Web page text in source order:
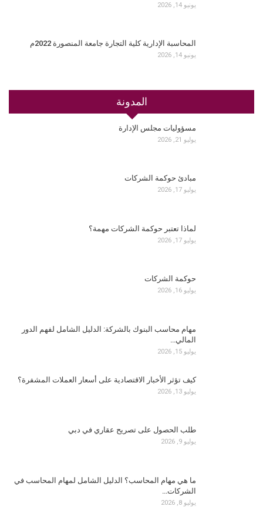
يونيو 14, 2026
المحاسبة الإدارية كلية التجارة جامعة المنصورة 2022م
يونيو 14, 2026
المدونة
مسؤوليات مجلس الإدارة
يوليو 21, 2026
مبادئ حوكمة الشركات
يوليو 17, 2026
لماذا تعتبر حوكمة الشركات مهمة؟
يوليو 17, 2026
حوكمة الشركات
يوليو 16, 2026
مهام محاسب البنوك بالشركة: الدليل الشامل لفهم الدور
المالي…
يوليو 15, 2026
كيف تؤثر الأخبار الاقتصادية على أسعار العملات المشفرة؟
يوليو 13, 2026
طلب الحصول على تصريح عقاري في دبي
يوليو 9, 2026
ما هي مهام المحاسب؟ الدليل الشامل لمهام المحاسب في
الشركات…
يوليو 8, 2026